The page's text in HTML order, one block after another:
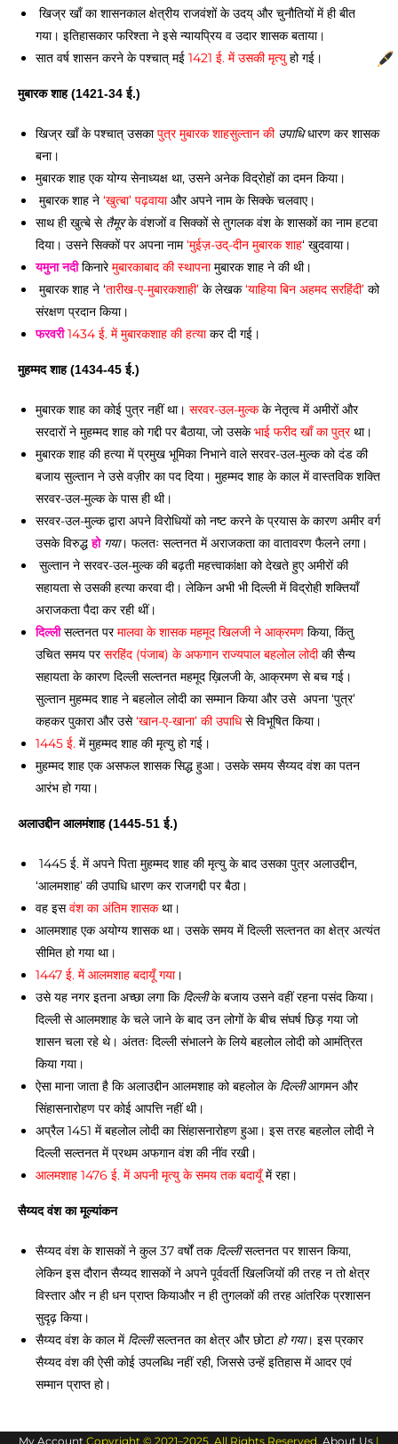
खिज्र खाँ का शासनकाल क्षेत्रीय राजवंशों के उदय् और चुनौतियों में ही बीत
गया। इतिहासकार फरिश्ता ने इसे न्यायप्रिय व उदार शासक बताया।
सात वर्ष शासन करने के पश्चात् मई 1421 ई. में उसकी मृत्यु हो गई।
मुबारक शाह (1421-34 ई.)
खिज्र खाँ के पश्चात् उसका पुत्र मुबारक शाहसुल्तान की उपाधि धारण कर शासक
बना।
मुबारक शाह एक योग्य सेनाध्यक्ष था, उसने अनेक विद्रोहों का दमन किया।
मुबारक शाह ने ‘खुत्बा’ पढ़वाया और अपने नाम के सिक्के चलवाए।
साथ ही खुत्बे से तैमूर के वंशजों व सिक्कों से तुगलक वंश के शासकों का नाम हटवा
दिया। उसने सिक्कों पर अपना नाम ‘मुईज़-उद्-दीन मुबारक शाह‘ खुदवाया।
यमुना नदी किनारे मुबारकाबाद की स्थापना मुबारक शाह ने की थी।
मुबारक शाह ने ‘तारीख-ए-मुबारकशाही’ के लेखक ‘याहिया बिन अहमद सरहिंदी’ को
संरक्षण प्रदान किया।
फरवरी 1434 ई. में मुबारकशाह की हत्या कर दी गई।
मुहम्मद शाह (1434-45 ई.)
मुबारक शाह का कोई पुत्र नहीं था। सरवर-उल-मुल्क के नेतृत्व में अमीरों और
सरदारों ने मुहम्मद शाह को गद्दी पर बैठाया, जो उसके भाई फरीद खाँ का पुत्र था।
मुबारक शाह की हत्या में प्रमुख भूमिका निभाने वाले सरवर-उल-मुल्क को दंड की
बजाय सुल्तान ने उसे वज़ीर का पद दिया। मुहम्मद शाह के काल में वास्तविक शक्ति
सरवर-उल-मुल्क के पास ही थी।
सरवर-उल-मुल्क द्वारा अपने विरोधियों को नष्ट करने के प्रयास के कारण अमीर वर्ग
उसके विरुद्ध हो गया। फलतः सल्तनत में अराजकता का वातावरण फैलने लगा।
सुल्तान ने सरवर-उल-मुल्क की बढ़ती महत्त्वाकांक्षा को देखते हुए अमीरों की
सहायता से उसकी हत्या करवा दी। लेकिन अभी भी दिल्ली में विद्रोही शक्तियाँ
अराजकता पैदा कर रही थीं।
दिल्ली सल्तनत पर मालवा के शासक महमूद खिलजी ने आक्रमण किया, किंतु
उचित समय पर सरहिंद (पंजाब) के अफगान राज्यपाल बहलोल लोदी की सैन्य
सहायता के कारण दिल्ली सल्तनत महमूद ख़िलजी के, आक्रमण से बच गई।
सुल्तान मुहम्मद शाह ने बहलोल लोदी का सम्मान किया और उसे  अपना ‘पुत्र’
कहकर पुकारा और उसे ‘खान-ए-खाना’ की उपाधि से विभूषित किया।
1445 ई. में मुहम्मद शाह की मृत्यु हो गई।
मुहम्मद शाह एक असफल शासक सिद्ध हुआ। उसके समय सैय्यद वंश का पतन
आरंभ हो गया।
अलाउद्दीन आलमंशाह (1445-51 ई.)
1445 ई. में अपने पिता मुहम्मद शाह की मृत्यु के बाद उसका पुत्र अलाउद्दीन,
‘आलमशाह’ की उपाधि धारण कर राजगद्दी पर बैठा।
वह इस वंश का अंतिम शासक था।
आलमशाह एक अयोग्य शासक था। उसके समय में दिल्ली सल्तनत का क्षेत्र अत्यंत
सीमित हो गया था।
1447 ई. में आलमशाह बदायूँ गया।
उसे यह नगर इतना अच्छा लगा कि दिल्ली के बजाय उसने वहीं रहना पसंद किया।
दिल्ली से आलमशाह के चले जाने के बाद उन लोगों के बीच संघर्ष छिड़ गया जो
शासन चला रहे थे। अंततः दिल्ली संभालने के लिये बहलोल लोदी को आमंत्रित
किया गया।
ऐसा माना जाता है कि अलाउद्दीन आलमशाह को बहलोल के दिल्ली आगमन और
सिंहासनारोहण पर कोई आपत्ति नहीं थी।
अप्रैल 1451 में बहलोल लोदी का सिंहासनारोहण हुआ। इस तरह बहलोल लोदी ने
दिल्ली सल्तनत में प्रथम अफगान वंश की नींव रखी।
आलमशाह 1476 ई. में अपनी मृत्यु के समय तक बदायूँ में रहा।
सैय्यद वंश का मूल्यांकन
सैय्यद वंश के शासकों ने कुल 37 वर्षों तक दिल्ली सल्तनत पर शासन किया,
लेकिन इस दौरान सैय्यद शासकों ने अपने पूर्ववर्ती खिलजियों की तरह न तो क्षेत्र
विस्तार और न ही धन प्राप्त कियाऔर न ही तुगलकों की तरह आंतरिक प्रशासन
सुदृढ़ किया।
सैय्यद वंश के काल में दिल्ली सल्तनत का क्षेत्र और छोटा हो गया। इस प्रकार
सैय्यद वंश की ऐसी कोई उपलब्धि नहीं रही, जिससे उन्हें इतिहास में आदर एवं
सम्मान प्राप्त हो।
My Account Copyright © 2021–2025. All Rights Reserved. About Us |